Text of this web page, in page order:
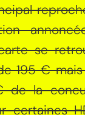
se
195 €
de la
certaines